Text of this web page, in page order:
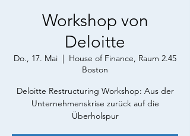
Workshop von
Deloitte
Do., 17. Mai
  |
House of Finance, Raum 2.45
Boston
Deloitte Restructuring Workshop: Aus der
Unternehmenskrise zurück auf die
Überholspur